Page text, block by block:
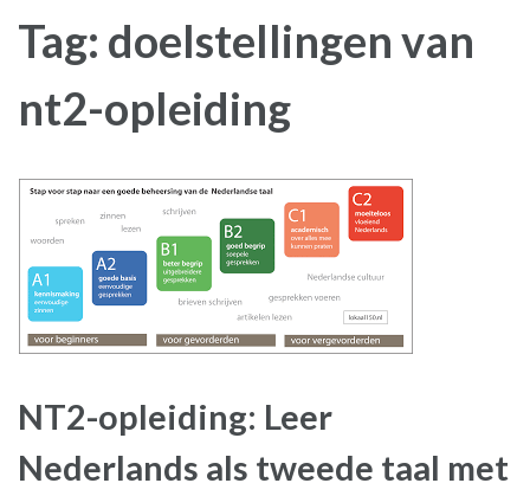
Tag: doelstellingen van
nt2-opleiding
NT2-opleiding: Leer
Nederlands als tweede taal met